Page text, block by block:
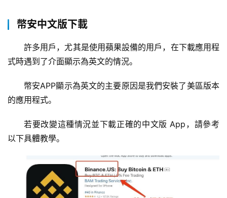
幣安中文版下載
許多用戶，尤其是使用蘋果設備的用戶，在下載應用程
式時遇到了介面顯示為英文的情況。
幣安APP顯示為英文的主要原因是我們安裝了美區版本
的應用程式。
若要改變這種情況並下載正確的中文版 App，請參考
以下具體教學。